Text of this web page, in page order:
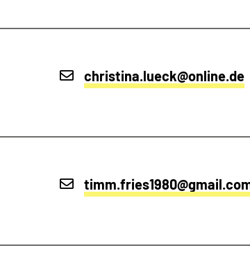
christina.lueck@online.de